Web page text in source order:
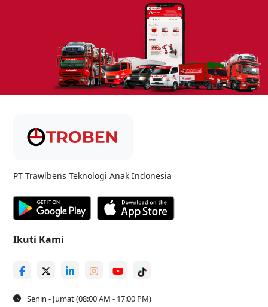
PT Trawlbens Teknologi Anak Indonesia
Ikuti Kami
Senin - Jumat (08:00 AM - 17:00 PM)